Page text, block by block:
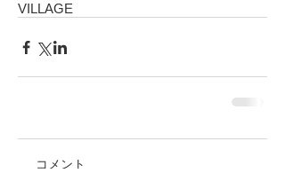
VILLAGE
コメント